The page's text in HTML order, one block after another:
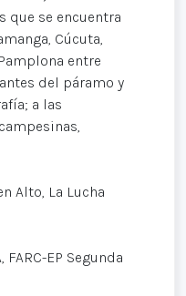
que se encuentra
Cúcuta,
entre
del páramo y
a las
Alto, La Lucha
FARC-EP Segunda